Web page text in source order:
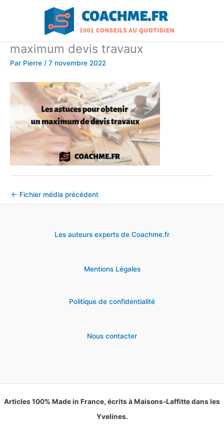
maximum devis travaux
Par Pierre / 7 novembre 2022
← Fichier média précédent
Les auteurs experts de Coachme.fr
Mentions Légales
Politique de confidentialité
Nous contacter
Articles 100% Made in France, écrits à Maisons-Laffitte dans les
Yvelines.